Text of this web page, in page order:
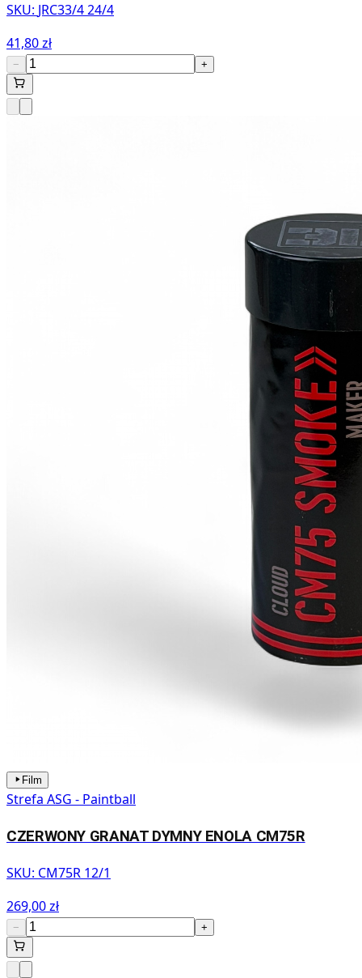
SKU: JRC33/4 24/4
41,80 zł
− +
Film
Strefa ASG - Paintball
CZERWONY GRANAT DYMNY ENOLA CM75R
SKU: CM75R 12/1
269,00 zł
− +